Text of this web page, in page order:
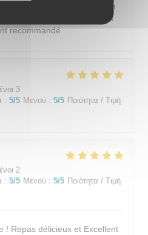
Très bons vins. Tout est bon
Restaurant au top à
recommandé
3
: 5/5 Μενού : 5/5 Ποιότητα / Τιμή
2
: 5/5 Μενού : 5/5 Ποιότητα / Τιμή
! Repas délicieux et Excellent